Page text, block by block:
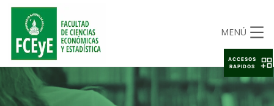
MENÚ
ACCESOS
RAPIDOS